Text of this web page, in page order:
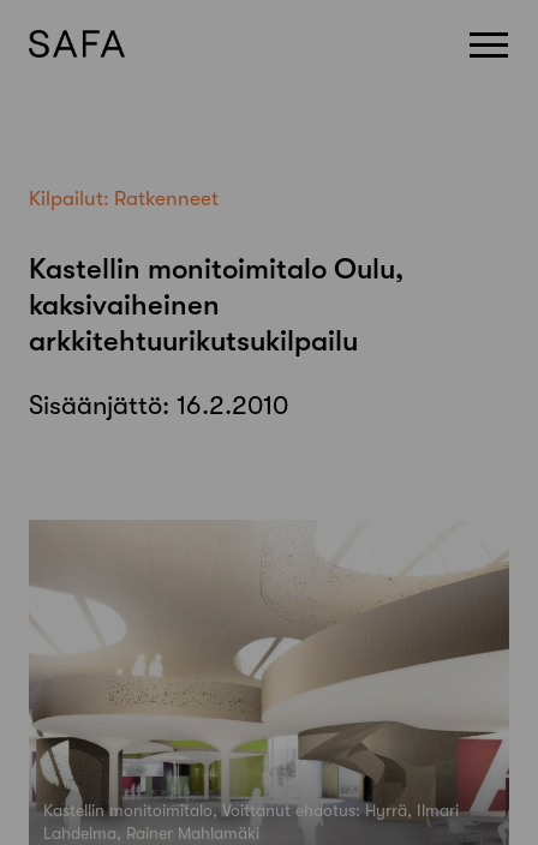
Kilpailut: Ratkenneet
Kastellin monitoimitalo Oulu,
kaksivaiheinen
arkkitehtuurikutsukilpailu
Sisäänjättö: 16.2.2010
Kastellin monitoimitalo, Voittanut ehdotus: Hyrrä, Ilmari
Lahdelma, Rainer Mahlamäki